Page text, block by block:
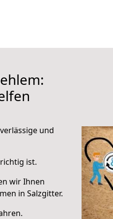
und
ist.
wir Ihnen
in Salzgitter.